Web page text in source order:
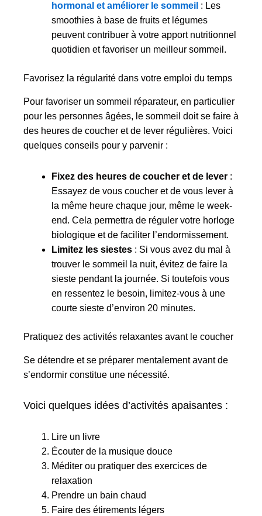
hormonal et améliorer le sommeil : Les
smoothies à base de fruits et légumes
peuvent contribuer à votre apport nutritionnel
quotidien et favoriser un meilleur sommeil.
Favorisez la régularité dans votre emploi du temps
Pour favoriser un sommeil réparateur, en particulier
pour les personnes âgées, le sommeil doit se faire à
des heures de coucher et de lever régulières. Voici
quelques conseils pour y parvenir :
Fixez des heures de coucher et de lever :
Essayez de vous coucher et de vous lever à
la même heure chaque jour, même le week-
end. Cela permettra de réguler votre horloge
biologique et de faciliter l’endormissement.
Limitez les siestes : Si vous avez du mal à
trouver le sommeil la nuit, évitez de faire la
sieste pendant la journée. Si toutefois vous
en ressentez le besoin, limitez-vous à une
courte sieste d’environ 20 minutes.
Pratiquez des activités relaxantes avant le coucher
Se détendre et se préparer mentalement avant de
s’endormir constitue une nécessité.
Voici quelques idées d’activités apaisantes :
Lire un livre
Écouter de la musique douce
Méditer ou pratiquer des exercices de
relaxation
Prendre un bain chaud
Faire des étirements légers